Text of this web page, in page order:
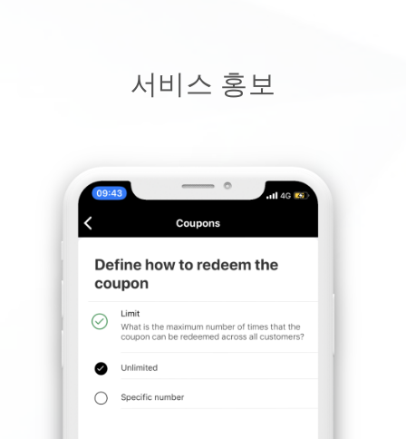
서비스 홍보